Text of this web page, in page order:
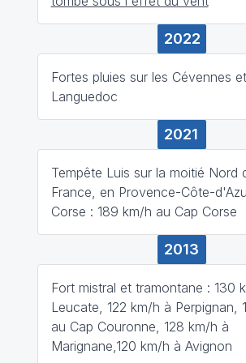
2022
Fortes pluies sur les Cévennes
Languedoc
2021
Tempête Luis sur la moitié Nord
France, en Provence-Côte-
Corse : 189 km/h au Cap Corse
2013
Fort mistral et tramontane : 130
Leucate, 122 km/h à Perpignan,
au Cap Couronne, 128 km/h à
Marignane,120 km/h à Avignon